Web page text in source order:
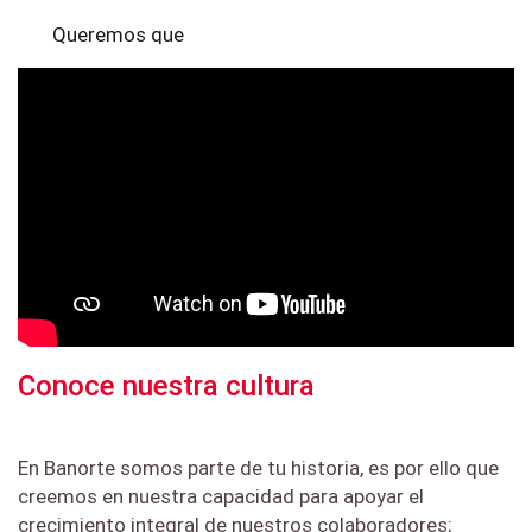
online o bien
desea. La app
detecta la
ubicación y
envía las
además de
poder consultar
Queremos que
Banorte te
que te harán
sentir como
gran familia.
Conoce nuestra cultura
En Banorte somos parte de tu historia, es por ello que
creemos en nuestra capacidad para apoyar el
crecimiento integral de nuestros colaboradores;